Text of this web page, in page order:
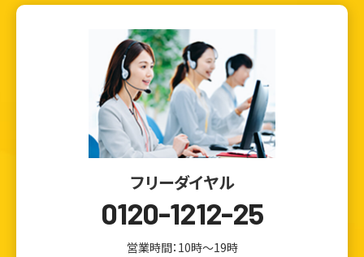
フリーダイヤル
0120-1212-25
営業時間：10時～19時